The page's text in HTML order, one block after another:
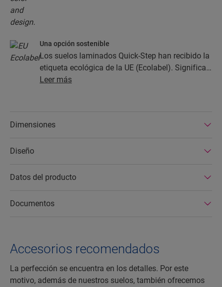
Una opción sostenible
Los suelos laminados Quick-Step han recibido la
etiqueta ecológica de la UE (Ecolabel). Significa
que están hechos por lo menos de un 80 % de
eficiente de energía. Además, los suelos
larga y una garantía de producto ampliada, son
Leer más
Dimensiones
Diseño
Datos del producto
Documentos
Accesorios recomendados
La perfección se encuentra en los detalles. Por este
motivo, además de nuestros suelos, también ofrecemos